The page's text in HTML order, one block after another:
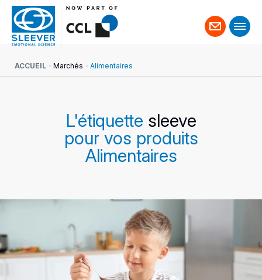
Contact
ACCUEIL Marchés Alimentaires
L'étiquette sleeve
pour vos produits
Alimentaires